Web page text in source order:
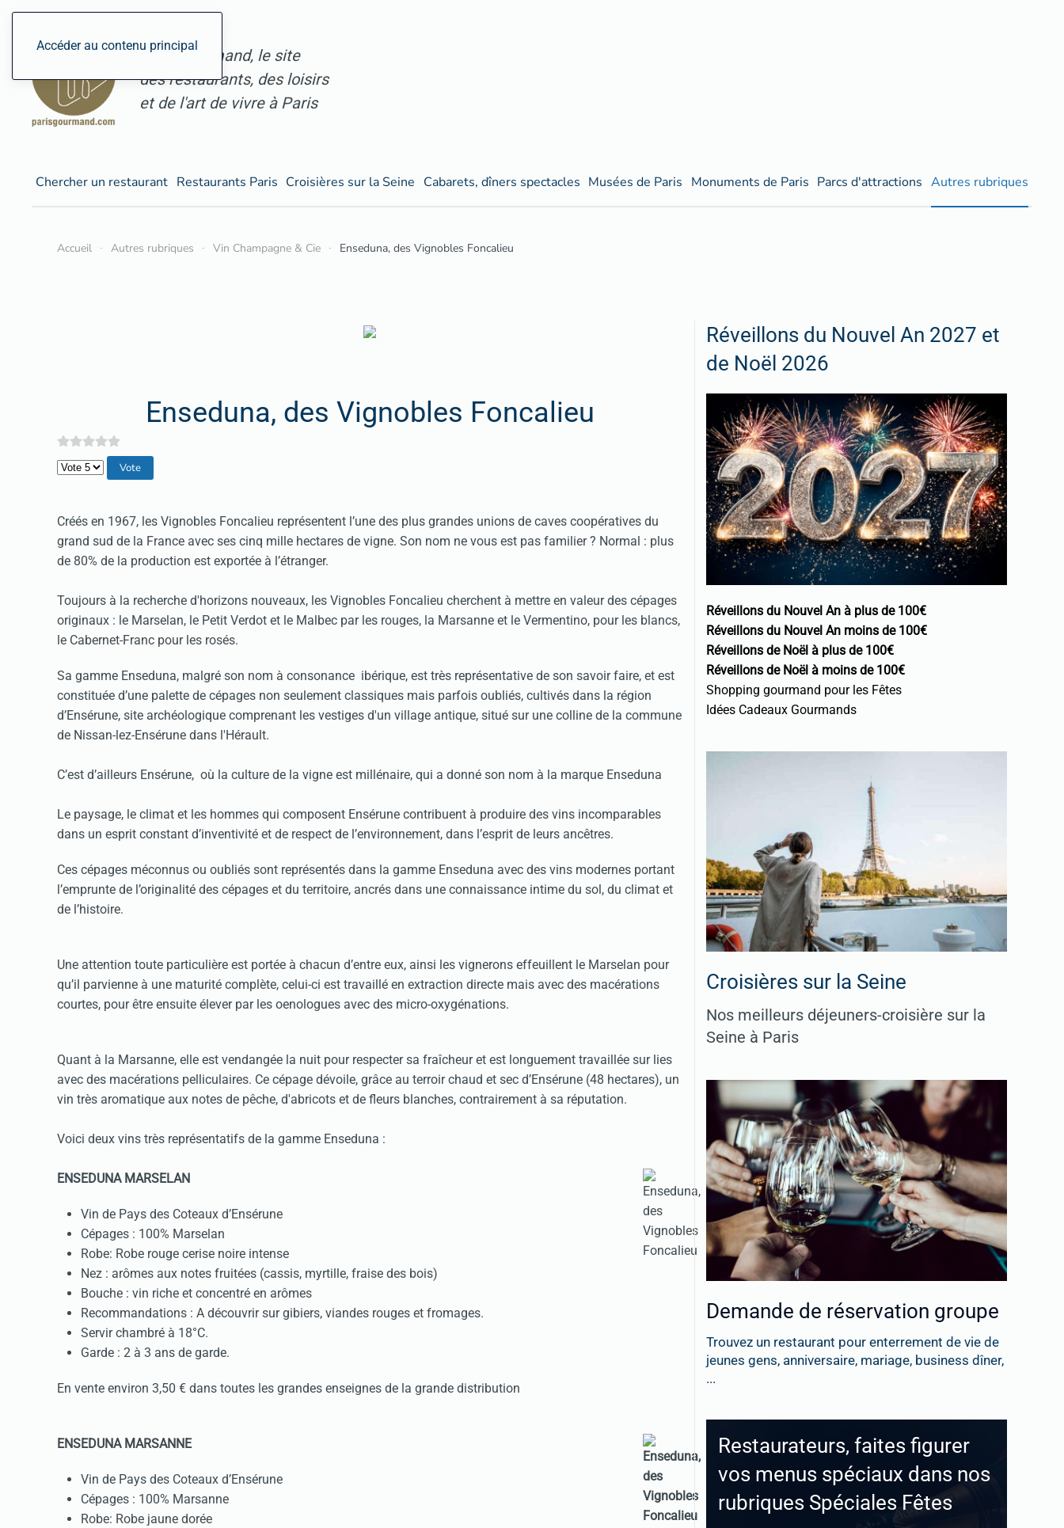
Accéder au contenu principal
ParisGourmand, le site
des restaurants, des loisirs
et de l'art de vivre à Paris
Chercher un restaurant Restaurants Paris Croisières sur la Seine Cabarets, dîners spectacles Musées de Paris Monuments de Paris Parcs d'attractions Autres rubriques
Accueil Autres rubriques Vin Champagne & Cie Enseduna, des Vignobles Foncalieu
Enseduna, des Vignobles Foncalieu
Veuillez voter
Créés en 1967, les Vignobles Foncalieu représentent l’une des plus grandes unions de caves coopératives du
grand sud de la France avec ses cinq mille hectares de vigne. Son nom ne vous est pas familier ? Normal : plus
de 80% de la production est exportée à l’étranger.
Toujours à la recherche d'horizons nouveaux, les Vignobles Foncalieu cherchent à mettre en valeur des cépages
originaux : le Marselan, le Petit Verdot et le Malbec par les rouges, la Marsanne et le Vermentino, pour les blancs,
le Cabernet-Franc pour les rosés.
Sa gamme Enseduna, malgré son nom à consonance ibérique, est très représentative de son savoir faire, et est
constituée d’une palette de cépages non seulement classiques mais parfois oubliés, cultivés dans la région
d’Ensérune, site archéologique comprenant les vestiges d'un village antique, situé sur une colline de la commune
de Nissan-lez-Ensérune dans l'Hérault.
C’est d’ailleurs Ensérune, où la culture de la vigne est millénaire, qui a donné son nom à la marque Enseduna
Le paysage, le climat et les hommes qui composent Ensérune contribuent à produire des vins incomparables
dans un esprit constant d’inventivité et de respect de l’environnement, dans l’esprit de leurs ancêtres.
Ces cépages méconnus ou oubliés sont représentés dans la gamme Enseduna avec des vins modernes portant
l’emprunte de l’originalité des cépages et du territoire, ancrés dans une connaissance intime du sol, du climat et
de l’histoire.
Une attention toute particulière est portée à chacun d’entre eux, ainsi les vignerons effeuillent le Marselan pour
qu’il parvienne à une maturité complète, celui-ci est travaillé en extraction directe mais avec des macérations
courtes, pour être ensuite élever par les oenologues avec des micro-oxygénations.
Quant à la Marsanne, elle est vendangée la nuit pour respecter sa fraîcheur et est longuement travaillée sur lies
avec des macérations pelliculaires. Ce cépage dévoile, grâce au terroir chaud et sec d’Ensérune (48 hectares), un
vin très aromatique aux notes de pêche, d'abricots et de fleurs blanches, contrairement à sa réputation.
Voici deux vins très représentatifs de la gamme Enseduna :
ENSEDUNA MARSELAN
Vin de Pays des Coteaux d’Ensérune
Cépages : 100% Marselan
Robe: Robe rouge cerise noire intense
Nez : arômes aux notes fruitées (cassis, myrtille, fraise des bois)
Bouche : vin riche et concentré en arômes
Recommandations : A découvrir sur gibiers, viandes rouges et fromages.
Servir chambré à 18°C.
Garde : 2 à 3 ans de garde.
En vente environ 3,50 € dans toutes les grandes enseignes de la grande distribution
ENSEDUNA MARSANNE
Vin de Pays des Coteaux d’Ensérune
Cépages : 100% Marsanne
Robe: Robe jaune dorée
Réveillons du Nouvel An 2027 et
de Noël 2026
Réveillons du Nouvel An à plus de 100€
Réveillons du Nouvel An moins de 100€
Réveillons de Noël à plus de 100€
Réveillons de Noël à moins de 100€
Shopping gourmand pour les Fêtes
Idées Cadeaux Gourmands
Croisières sur la Seine
Nos meilleurs déjeuners-croisière sur la
Seine à Paris
Demande de réservation groupe
Trouvez un restaurant pour enterrement de vie de
jeunes gens, anniversaire, mariage, business dîner,
...
Restaurateurs, faites figurer
vos menus spéciaux dans nos
rubriques Spéciales Fêtes